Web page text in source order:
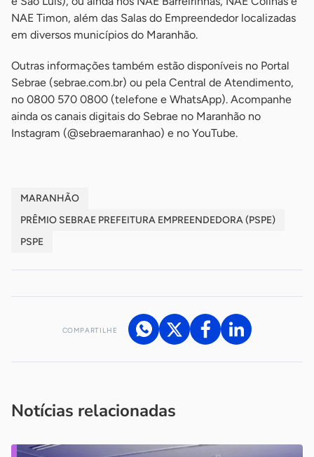
NAE Timon, além das Salas do Empreendedor localizadas
em diversos municípios do Maranhão.
Outras informações também estão disponíveis no Portal
Sebrae (sebrae.com.br) ou pela Central de Atendimento,
no 0800 570 0800 (telefone e WhatsApp). Acompanhe
ainda os canais digitais do Sebrae no Maranhão no
Instagram (@sebraemaranhao) e no YouTube.
MARANHÃO
PRÊMIO SEBRAE PREFEITURA EMPREENDEDORA (PSPE)
PSPE
COMPARTILHE
Notícias relacionadas